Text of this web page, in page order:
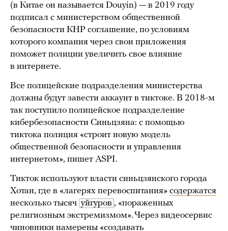
(в Китае он называется Douyin) — в 2019 году
подписал с министерством общественной
безопасности КНР соглашение, по условиям
которого компания через свои приложения
поможет полиции увеличить свое влияние
в интернете.
Все полицейские подразделения министерства
должны будут завести аккаунт в тиктоке. В 2018-м
так поступило полицейское подразделение
кибербезопасности Синьцзяна: с помощью
тиктока полиция «строит новую модель
общественной безопасности и управления
интернетом», пишет ASPI.
Тикток используют власти синьцзянского города
Хотан, где в «лагерях перевоспитания» содержатся
несколько тысяч уйгуров , «пораженных
религиозным экстремизмом». Через видеосервис
чиновники намерены «создавать